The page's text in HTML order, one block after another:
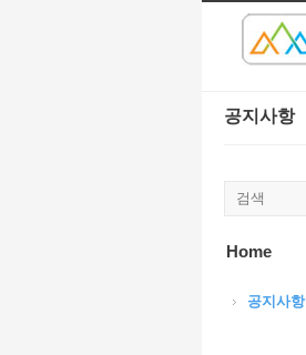
공지사항
Home
공지사항